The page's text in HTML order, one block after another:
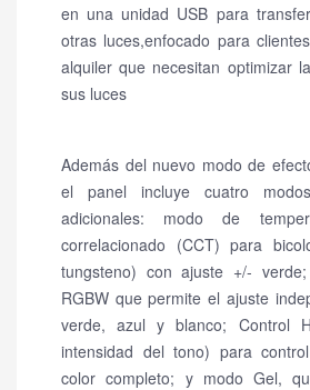
en una unidad USB para
otras luces,enfocado para
alquiler que necesitan optimizar
sus luces
Además del nuevo modo de
el panel incluye cuatro
adicionales: modo de
correlacionado (CCT) para
tungsteno) con ajuste +/-
RGBW que permite el ajuste
verde, azul y blanco; Control
intensidad del tono) para
color completo; y modo Gel,